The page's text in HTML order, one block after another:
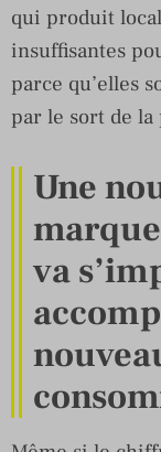
qui produit
insuffisantes
parce qu’elles
par le sort de
Une
va